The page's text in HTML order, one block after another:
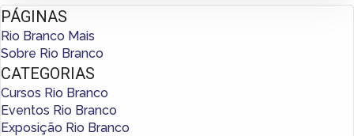
PÁGINAS
Rio Branco Mais
Sobre Rio Branco
CATEGORIAS
Cursos Rio Branco
Eventos Rio Branco
Exposição Rio Branco